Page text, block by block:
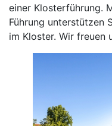
einer Klosterführung.
Führung unterstützen
im Kloster. Wir freuen